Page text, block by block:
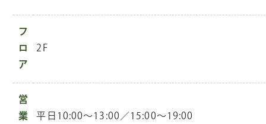
フ
ロ
ア
2F
営
業
平日10:00～13:00／15:00～19:00